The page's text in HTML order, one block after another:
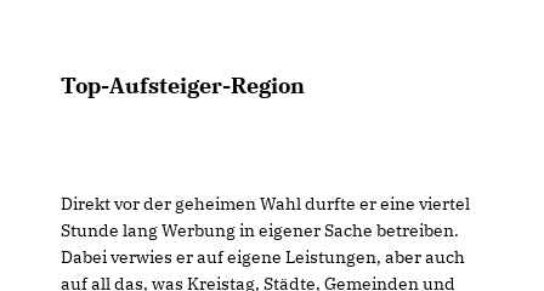
Top-Aufsteiger-Region
Direkt vor der geheimen Wahl durfte er eine viertel
Stunde lang Werbung in eigener Sache betreiben.
Dabei verwies er auf eigene Leistungen, aber auch
auf all das, was Kreistag, Städte, Gemeinden und